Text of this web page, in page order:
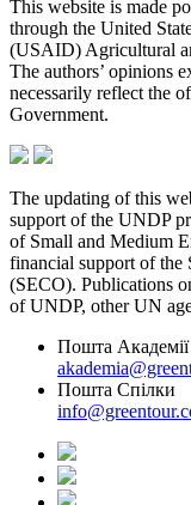
This website is made
through the United
(USAID) Agricultural
The authors’ opinions
necessarily reflect the
Government.
The updating of this
support of the UNDP
of Small and Medium
financial support of the
(SECO). Publications
of UNDP, other UN
Пошта Академії
Пошта Спілки